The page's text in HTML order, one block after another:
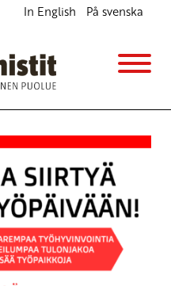
In English På svenska
,ay-liike,lyhyempi